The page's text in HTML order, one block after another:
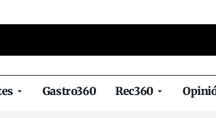
Gastro360 Rec360